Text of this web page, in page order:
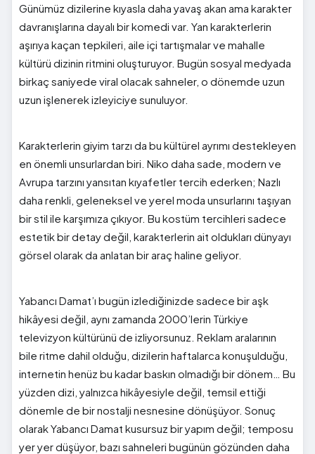
Günümüz dizilerine kıyasla daha yavaş akan ama karakter
davranışlarına dayalı bir komedi var. Yan karakterlerin
aşırıya kaçan tepkileri, aile içi tartışmalar ve mahalle
kültürü dizinin ritmini oluşturuyor. Bugün sosyal medyada
birkaç saniyede viral olacak sahneler, o dönemde uzun
uzun işlenerek izleyiciye sunuluyor.
Karakterlerin giyim tarzı da bu kültürel ayrımı destekleyen
en önemli unsurlardan biri. Niko daha sade, modern ve
Avrupa tarzını yansıtan kıyafetler tercih ederken; Nazlı
daha renkli, geleneksel ve yerel moda unsurlarını taşıyan
bir stil ile karşımıza çıkıyor. Bu kostüm tercihleri sadece
estetik bir detay değil, karakterlerin ait oldukları dünyayı
görsel olarak da anlatan bir araç haline geliyor.
Yabancı Damat’ı bugün izlediğinizde sadece bir aşk
hikâyesi değil, aynı zamanda 2000’lerin Türkiye
televizyon kültürünü de izliyorsunuz. Reklam aralarının
bile ritme dahil olduğu, dizilerin haftalarca konuşulduğu,
internetin henüz bu kadar baskın olmadığı bir dönem… Bu
yüzden dizi, yalnızca hikâyesiyle değil, temsil ettiği
dönemle de bir nostalji nesnesine dönüşüyor. Sonuç
olarak Yabancı Damat kusursuz bir yapım değil; temposu
yer yer düşüyor, bazı sahneleri bugünün gözünden daha